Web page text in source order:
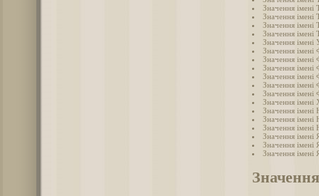
Значення імені
Значення імені
Значення імені
Значення імені
Значення імені
Значення імені
Значення імені
Значення імені
Значення імені
Значення імені
Значення імені
Значення імені
Значення імені
Значення імені
Значення
Значення імені
Значення імені
Значення імені